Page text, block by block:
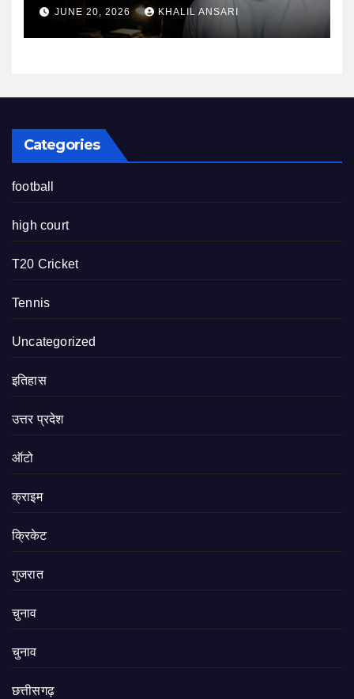
JUNE 20, 2026 KHALIL ANSARI
Categories
football
high court
T20 Cricket
Tennis
Uncategorized
इतिहास
उत्तर प्रदेश
ऑटो
क्राइम
क्रिकेट
गुजरात
चुनाव
चुनाव
छत्तीसगढ़